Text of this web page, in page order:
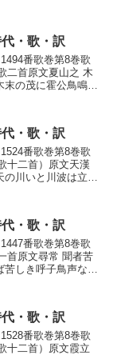
・歌・訳
番歌巻第8巻歌
二首原文夏山之 木
の茂に霍公鳥鳴き
・歌・訳
番歌巻第8巻歌
十二首）原文天漢
の川いと川波は立た
・歌・訳
番歌巻第8巻歌
首原文尋常 聞者苦
苦しき呼子鳥声なつ
・歌・訳
番歌巻第8巻歌
十二首）原文霞立